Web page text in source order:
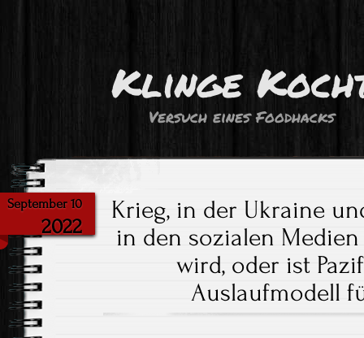
Klinge
Versuch eines Foodhacks
September 10
2022
Krieg, in der Ukraine
in den sozialen
wird, oder ist
Auslaufmodell